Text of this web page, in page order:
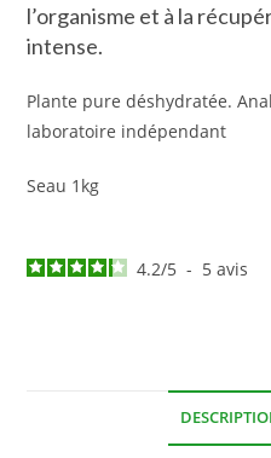
l’organisme et à la
intense.
Plante pure déshydratée.
laboratoire indépendant
Seau 1kg
4.2/5 - 5avis